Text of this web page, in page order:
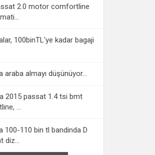
2.0 motor comfortline
100binTL'ye kadar bagaji
araba almayı düşünüyor...
2015 passat 1.4 tsi bmt
...
100-110 bin tl bandinda D
diz...